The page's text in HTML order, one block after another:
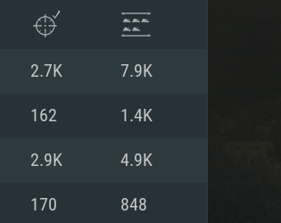
2.7K 7.9K
162 1.4K
2.9K 4.9K
170 848